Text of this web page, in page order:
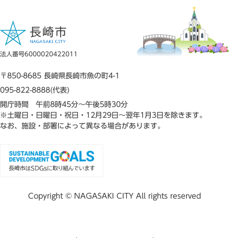
法人番号6000020422011
〒850-8685 長崎県長崎市魚の町4-1
095-822-8888(代表)
開庁時間 午前8時45分～午後5時30分
※土曜日・日曜日・祝日・12月29日～翌年1月3日を除きます。
なお、施設・部署によって異なる場合があります。
Copyright © NAGASAKI CITY All rights reserved